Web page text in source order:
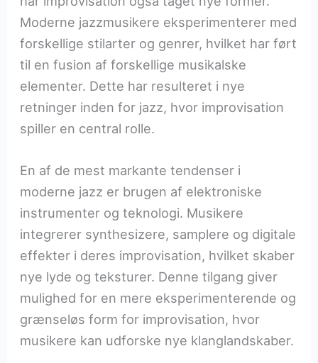
Moderne jazzmusikere eksperimenterer med
forskellige stilarter og genrer, hvilket har ført
til en fusion af forskellige musikalske
elementer. Dette har resulteret i nye
retninger inden for jazz, hvor improvisation
spiller en central rolle.
En af de mest markante tendenser i
moderne jazz er brugen af elektroniske
instrumenter og teknologi. Musikere
integrerer synthesizere, samplere og digitale
effekter i deres improvisation, hvilket skaber
nye lyde og teksturer. Denne tilgang giver
mulighed for en mere eksperimenterende og
grænseløs form for improvisation, hvor
musikere kan udforske nye klanglandskaber.